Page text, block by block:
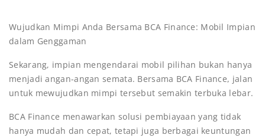
Wujudkan Mimpi Anda Bersama BCA Finance: Mobil Impian
dalam Genggaman
Sekarang, impian mengendarai mobil pilihan bukan hanya
menjadi angan-angan semata. Bersama BCA Finance, jalan
untuk mewujudkan mimpi tersebut semakin terbuka lebar.
BCA Finance menawarkan solusi pembiayaan yang tidak
hanya mudah dan cepat, tetapi juga berbagai keuntungan